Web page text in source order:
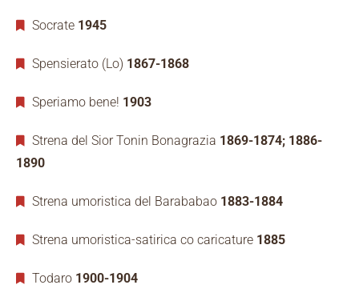
Socrate 1945
Spensierato (Lo) 1867-1868
Speriamo bene! 1903
Strena del Sior Tonin Bonagrazia 1869-1874; 1886-
1890
Strena umoristica del Barababao 1883-1884
Strena umoristica-satirica co caricature 1885
Todaro 1900-1904